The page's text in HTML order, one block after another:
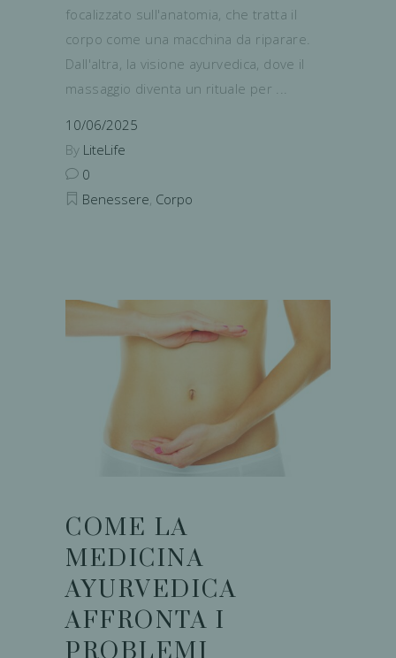
focalizzato sull'anatomia, che tratta il
corpo come una macchina da riparare.
Dall'altra, la visione ayurvedica, dove il
massaggio diventa un rituale per
10/06/2025
By LiteLife
0
Benessere, Corpo
COME LA
MEDICINA
AYURVEDICA
AFFRONTA I
PROBLEMI